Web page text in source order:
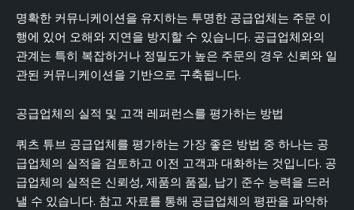
명확한 커뮤니케이션을 유지하는 투명한 공급업체는 주문 이
행에 있어 오해와 지연을 방지할 수 있습니다. 공급업체와의
관계는 특히 복잡하거나 정밀도가 높은 주문의 경우 신뢰와 일
관된 커뮤니케이션을 기반으로 구축됩니다.
공급업체의 실적 및 고객 레퍼런스를 평가하는 방법
쿼츠 튜브 공급업체를 평가하는 가장 좋은 방법 중 하나는 공
급업체의 실적을 검토하고 이전 고객과 대화하는 것입니다. 공
급업체의 실적은 신뢰성, 제품의 품질, 납기 준수 능력을 드러
낼 수 있습니다. 참고 자료를 통해 공급업체의 평판을 파악하